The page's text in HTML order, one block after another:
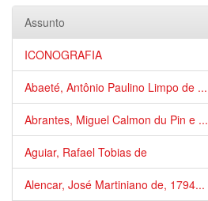
Assunto
ICONOGRAFIA
Abaeté, Antônio Paulino Limpo de ...
Abrantes, Miguel Calmon du Pin e ...
Aguiar, Rafael Tobias de
Alencar, José Martiniano de, 1794...